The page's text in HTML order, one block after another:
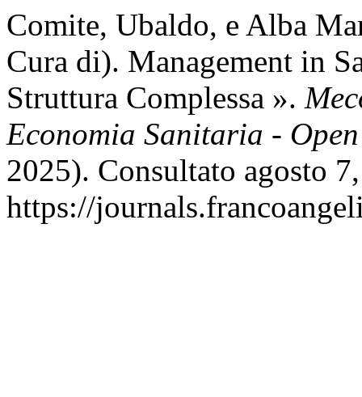
Comite, Ubaldo, e Alba
Cura di). Management in
Struttura Complessa ».
Economia Sanitaria - Open
2025). Consultato agosto
https://